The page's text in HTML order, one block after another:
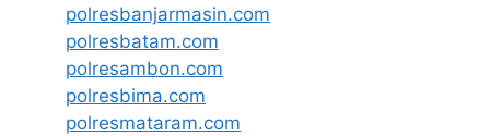
polresbanjarmasin.com
polresbatam.com
polresambon.com
polresbima.com
polresmataram.com